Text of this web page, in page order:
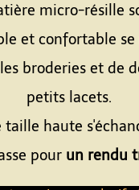
micro-résille
et confortable se
broderies et de
petits lacets.
taille haute
pour un rendu